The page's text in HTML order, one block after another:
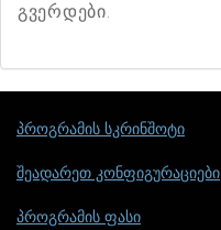
გვერდები.
პროგრამის სკრინშოტი
შეადარეთ კონფიგურაციები
პროგრამის ფასი